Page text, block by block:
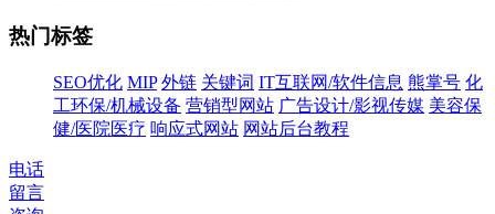
热门标签
SEO优化 MIP 外链 关键词 IT互联网/软件信息 熊掌号 化
工环保/机械设备 营销型网站 广告设计/影视传媒 美容保
健/医院医疗 响应式网站 网站后台教程
电话
留言